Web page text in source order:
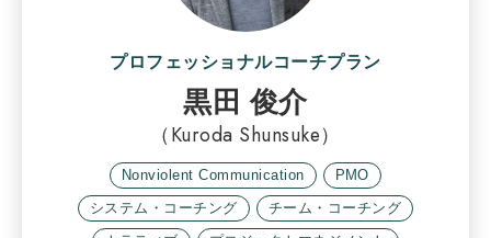
プロフェッショナルコーチプラン
黒田 俊介
（Kuroda Shunsuke）
Nonviolent Communication
PMO
システム・コーチング
チーム・コーチング